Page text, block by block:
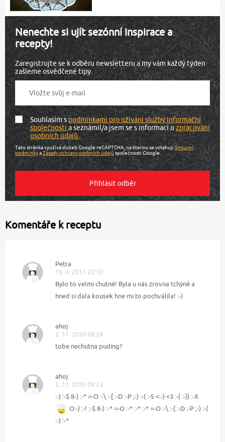
Nenechte si ujít sezónní inspirace a
recepty!
Zaregistrujte se k odběru newsletteru a my vám každý týden
zašleme osvědčené tipy.
Souhlasím spodmínkami pro užívání služby informační
společnostia seznámil/a jsem se s informací ozpracování
osobních údajů.
Tato stránka využívá služeb Google reCAPTCHA, na kterou se vztahujíSmluvní
podmínkyaZásady ochrany osobních údajů společnosti Google.
Komentáře k receptu
Petra
19. 4. 2011 22:10
Bylo to velmi chutné! Byla u nás zrovna tchýně a
hned si dala kousek hne mi to pochválila! :-)
ahoj
2. 11. 2010 09:24
tobe nechutna puding?
ahoj
2. 11. 2010 09:23
:-) :-$ 8-) :-* =-O :-\ :-[ :-D :-P ;-) :-( :-S <:-) <3 :-| :-)) :-X
O:-) :-! :-$ 8-) :-* =-O :-* :-* :-* =-O :-\ :-[ :-D :-P ;-) :-(
:-) :-*